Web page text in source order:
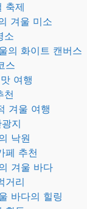
축제
겨울 미소
소
의 화이트 캔버스
스
여행
천
겨울 여행
지
낙원
페 추천
겨울 바다
거리
바다의 힐링